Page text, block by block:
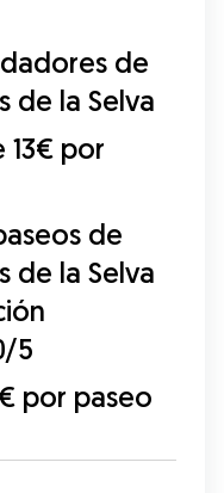
de
de la Selva
13€ por
de
de la Selva
5
por paseo